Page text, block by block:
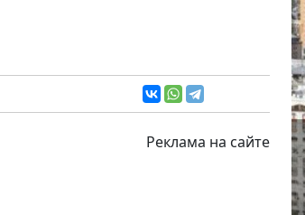
Реклама на сайте